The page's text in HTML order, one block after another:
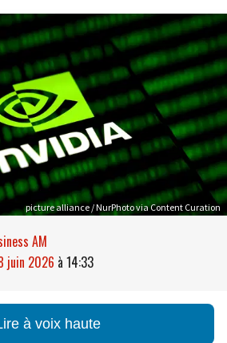
picture alliance / NurPhoto via Content Curation
AM
juin 2026 à 14:33
à voix haute